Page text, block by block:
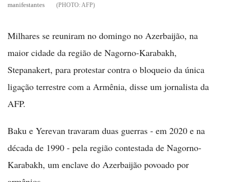
manifestantes
AFP
Milhares se reuniram no domingo no Azerbaijão, na
maior cidade da região de Nagorno-Karabakh,
Stepanakert, para protestar contra o bloqueio da única
ligação terrestre com a Armênia, disse um jornalista da
AFP.
Baku e Yerevan travaram duas guerras - em 2020 e na
década de 1990 - pela região contestada de Nagorno-
Karabakh, um enclave do Azerbaijão povoado por